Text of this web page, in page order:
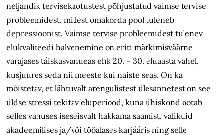
neljandik tervisekaotustest põhjustatud vaimse tervise
probleemidest, millest omakorda pool tuleneb
depressioonist. Vaimse tervise probleemidest tulenev
elukvaliteedi halvenemine on eriti märkimisväärne
varajases täiskasvanueas ehk 20. – 30. eluaasta vahel,
kusjuures seda nii meeste kui naiste seas. On ka
mõistetav, et lähtuvalt arengulistest ülesannetest on see
üldse stressi tekitav eluperiood, kuna ühiskond ootab
selles vanuses iseseisvalt hakkama saamist, valikuid
akadeemilises ja/või tööalases karjääris ning selle